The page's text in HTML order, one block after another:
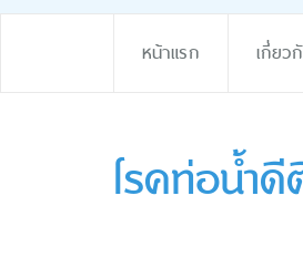
หน้าแรก เกี่ยว
โรคท่อน้ำ